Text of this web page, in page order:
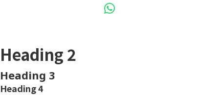
Heading 2
Heading 3
Heading 4